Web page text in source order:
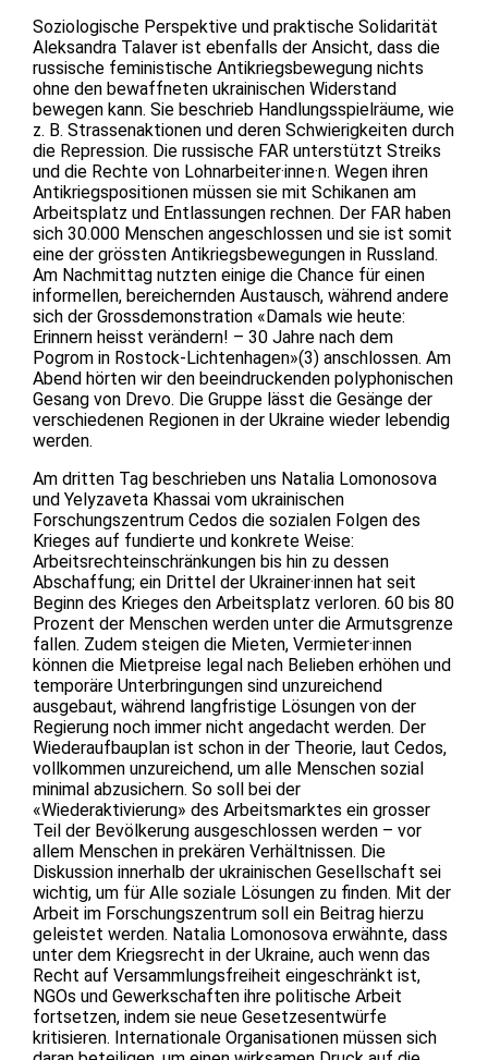
Soziologische Perspektive und praktische Solidarität
Aleksandra Talaver ist ebenfalls der Ansicht, dass die
russische feministische Antikriegsbewegung nichts
ohne den bewaffneten ukrainischen Widerstand
bewegen kann. Sie beschrieb Handlungsspielräume, wie
z. B. Strassenaktionen und deren Schwierigkeiten durch
die Repression. Die russische FAR unterstützt Streiks
und die Rechte von Lohnarbeiter·inne·n. Wegen ihren
Antikriegspositionen müssen sie mit Schikanen am
Arbeitsplatz und Entlassungen rechnen. Der FAR haben
sich 30.000 Menschen angeschlossen und sie ist somit
eine der grössten Antikriegsbewegungen in Russland.
Am Nachmittag nutzten einige die Chance für einen
informellen, bereichernden Austausch, während andere
sich der Grossdemonstration «Damals wie heute:
Erinnern heisst verändern! – 30 Jahre nach dem
Pogrom in Rostock-Lichtenhagen»(3) anschlossen. Am
Abend hörten wir den beeindruckenden polyphonischen
Gesang von Drevo. Die Gruppe lässt die Gesänge der
verschiedenen Regionen in der Ukraine wieder lebendig
werden.
Am dritten Tag beschrieben uns Natalia Lomonosova
und Yelyzaveta Khassai vom ukrainischen
Forschungszentrum Cedos die sozialen Folgen des
Krieges auf fundierte und konkrete Weise:
Arbeitsrechteinschränkungen bis hin zu dessen
Abschaffung; ein Drittel der Ukrainer·innen hat seit
Beginn des Krieges den Arbeitsplatz verloren. 60 bis 80
Prozent der Menschen werden unter die Armutsgrenze
fallen. Zudem steigen die Mieten, Vermieter·innen
können die Mietpreise legal nach Belieben erhöhen und
temporäre Unterbringungen sind unzureichend
ausgebaut, während langfristige Lösungen von der
Regierung noch immer nicht angedacht werden. Der
Wiederaufbauplan ist schon in der Theorie, laut Cedos,
vollkommen unzureichend, um alle Menschen sozial
minimal abzusichern. So soll bei der
«Wiederaktivierung» des Arbeitsmarktes ein grosser
Teil der Bevölkerung ausgeschlossen werden – vor
allem Menschen in prekären Verhältnissen. Die
Diskussion innerhalb der ukrainischen Gesellschaft sei
wichtig, um für Alle soziale Lösungen zu finden. Mit der
Arbeit im Forschungszentrum soll ein Beitrag hierzu
geleistet werden. Natalia Lomonosova erwähnte, dass
unter dem Kriegsrecht in der Ukraine, auch wenn das
Recht auf Versammlungsfreiheit eingeschränkt ist,
NGOs und Gewerkschaften ihre politische Arbeit
fortsetzen, indem sie neue Gesetzesentwürfe
kritisieren. Internationale Organisationen müssen sich